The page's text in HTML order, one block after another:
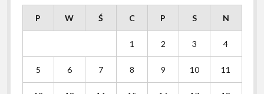
P W Ś C P S N
1 2 3 4
5 6 7 8 9 10 11